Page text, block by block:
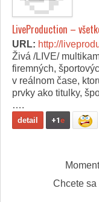
LiveProduction –
URL: http://
Živá /LIVE/
firemných,
v reálnom čase,
prvky ako titulky,
….
detail +1e
Chcete sa